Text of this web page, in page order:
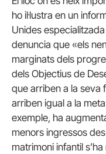
ho il·lustra en un
Unides
denuncia que «els
marginats dels
dels Objectius de
que arriben a la seva
arriben igual a la
exemple, ha
menors ingressos
matrimoni infantil